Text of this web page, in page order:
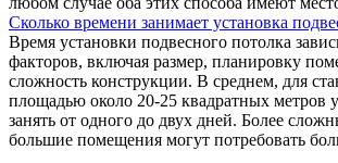
Сколько времени занимает установка
Время установки подвесного потолка
факторов, включая размер, планировку
сложность конструкции. В среднем, для
площадью около 20-25 квадратных метров
занять от одного до двух дней. Более
большие помещения могут потребовать